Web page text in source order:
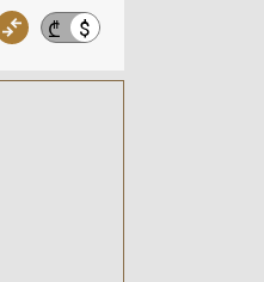
₾ $